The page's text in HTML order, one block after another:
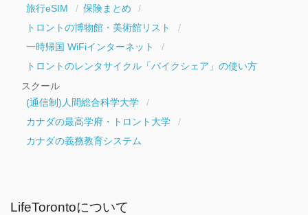
旅行eSIM
保険まとめ
トロントの博物館・美術館リスト
一時帰国 WiFiインターネット
トロントのレンタサイクル「バイクシェア」の使い方
スクール
(通信制)人間総合科学大学
カナダの最高学府・トロント大学
カナダの義務教育システム
LifeTorontoについて